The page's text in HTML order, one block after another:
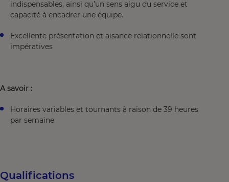
indispensables, ainsi qu’un sens aigu du service et
capacité à encadrer une équipe.
Excellente présentation et aisance relationnelle sont
impératives
A savoir :
Horaires variables et tournants à raison de 39 heures
par semaine
Qualifications